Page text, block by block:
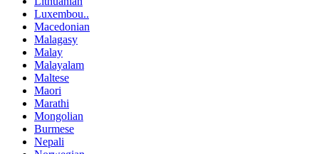
Luxembou..
Macedonian
Malagasy
Malay
Malayalam
Maltese
Maori
Marathi
Mongolian
Burmese
Nepali